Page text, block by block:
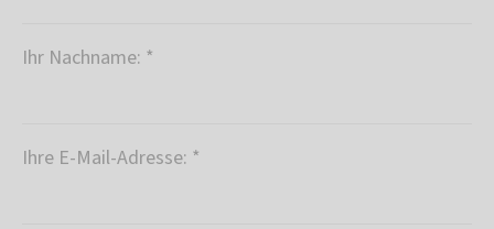
Ihr Nachname: *
Ihre E-Mail-Adresse: *